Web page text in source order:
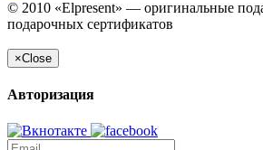
© 2010 «Elpresent» — оригинальные
подарочных сертификатов
×Close
Авторизация